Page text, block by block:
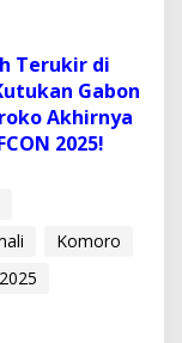
Terukir di
Gabon
Akhirnya
2025!
Komoro